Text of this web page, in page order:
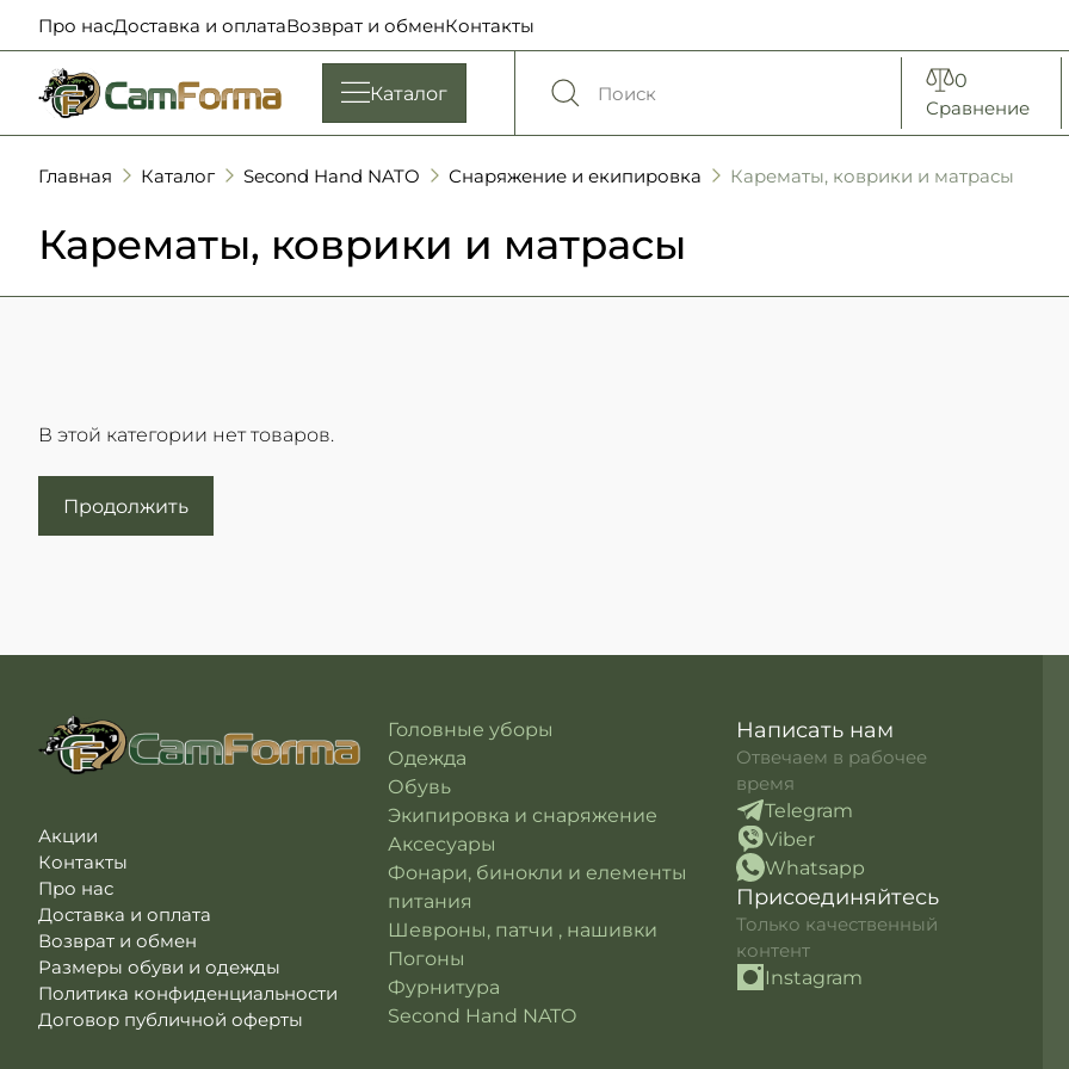
Про насДоставка и оплатаВозврат и обменКонтакты
Каталог
0
Сравнение
Главная Каталог Second Hand NATO Снаряжение и екипировка Карематы, коврики и матрасы
Карематы, коврики и матрасы
В этой категории нет товаров.
Продолжить
Акции
Контакты
Про нас
Доставка и оплата
Возврат и обмен
Размеры обуви и одежды
Политика конфиденциальности
Договор публичной оферты
Головные уборы
Одежда
Обувь
Экипировка и снаряжение
Аксесуары
Фонари, бинокли и елементы
питания
Шевроны, патчи , нашивки
Погоны
Фурнитура
Second Hand NATO
Написать нам
Отвечаем в рабочее
время
Telegram
Viber
Whatsapp
Присоединяйтесь
Только качественный
контент
Instagram